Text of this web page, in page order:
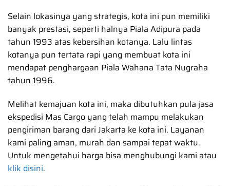
Selain lokasinya yang strategis, kota ini pun memiliki
banyak prestasi, seperti halnya Piala Adipura pada
tahun 1993 atas kebersihan kotanya. Lalu lintas
kotanya pun tertata rapi yang membuat kota ini
mendapat penghargaan Piala Wahana Tata Nugraha
tahun 1996.
Melihat kemajuan kota ini, maka dibutuhkan pula jasa
ekspedisi Mas Cargo yang telah mampu melakukan
pengiriman barang dari Jakarta ke kota ini. Layanan
kami paling aman, murah dan sampai tepat waktu.
Untuk mengetahui harga bisa menghubungi kami atau
klik disini.